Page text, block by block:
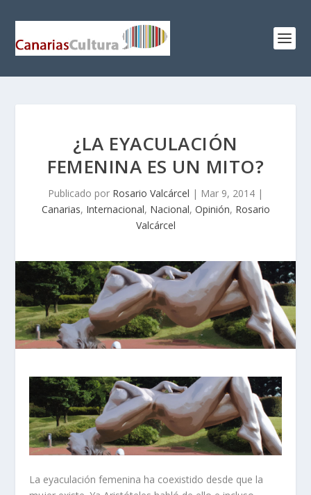
¿LA EYACULACIÓN
FEMENINA ES UN MITO?
Publicado por Rosario Valcárcel | Mar 9, 2014 |
Canarias, Internacional, Nacional, Opinión, Rosario
Valcárcel
La eyaculación femenina ha coexistido desde que la